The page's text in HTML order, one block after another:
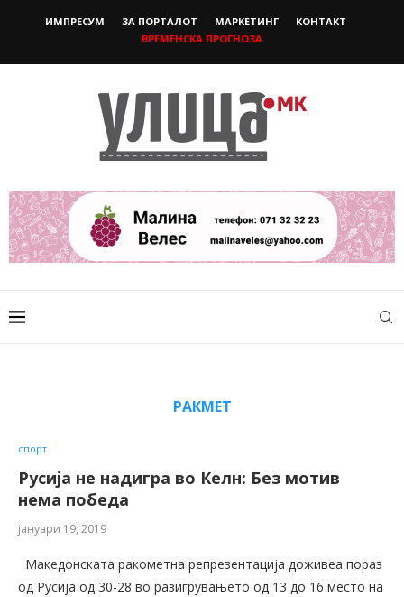
ИМПРЕСУМ ЗА ПОРТАЛОТ МАРКЕТИНГ
КОНТАКТ
ВРЕМЕНСКА ПРОГНОЗА
РАКМЕТ
спорт
Русија не надигра во Келн: Без мотив
нема победа
јануари 19, 2019
Македонската ракометна репрезентација доживеа пораз
од Русија од 30-28 во разигрувањето од 13 до 16 место на